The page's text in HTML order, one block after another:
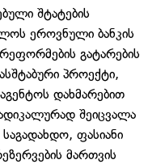
შტატების
ეროვნული ბანკის
გატარების
პროექტი,
დახმარებით
შეიცვალა
ფასიანი
მართვის